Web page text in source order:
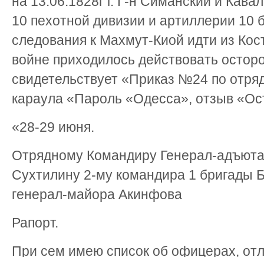
10 пехотной дивизии и артиллерии 10
следования к Махмут-Киой идти из
войне приходилось действовать
свидетельствует «Приказ №24 по
караула «Пароль «Одесса», отзыв
«28-29 июня.
Отрядному Командиру Генерал-
Сухтилину 2-му командира 1 бригады
генерал-майора Акинфова
Рапорт.
При сем имею список об офицерах,